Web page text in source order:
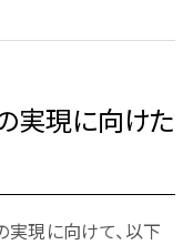
実現に向けた
現に向けて、以下